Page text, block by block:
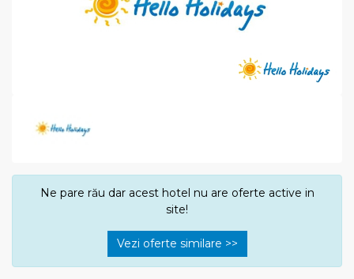
Ne pare rău dar acest hotel nu are oferte active in
site!
Vezi oferte similare >>